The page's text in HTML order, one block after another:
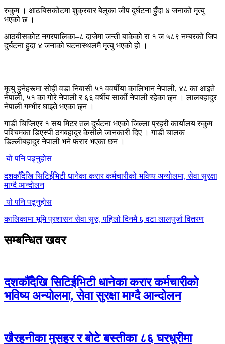
रुकुम । आठबिसकोटमा शुक्रबार बेलुका जीप दुर्घटना हुँदा ४ जनाको मृत्यु
भएको छ ।
आठबीसकोट नगरपालिका–८ दाजेमा जन्ती बाकेको रा १ ज ५८९ नम्बरको जिप
दुर्घटना हुदा ४ जनाको घटनास्थलमै मृत्यु भएको हो ।
मृत्यु हुनेहरूमा सोही वडा निबासी ५१ ववर्षीया कालिभान नेपाली, ४८ का आइते
नेपाली, ५१ का गोरे नेपाली र ६६ वर्षीय सार्की नेपाली रहेका छ्न । लालबहादुर
नेपाली गम्भीर घाइते भएका छ्न ।
गाडी चिप्लिएर १ सय मिटर तल दुर्घटना भएको जिल्ला प्रहरी कार्यालय रुकुम
पश्चिमका डिएस्पी ठगबहादुर केसीले जानकारी दिए । गाडी चालक
डिल्लीबहादुर नेपाली भने फरार भएका छन ।
यो पनि पढ्नुहोस
दशकौँदेखि सिटिईभिटी धानेका करार कर्मचारीको भविष्य अन्योलमा, सेवा सुरक्षा
माग्दै आन्दोलन
यो पनि पढ्नुहोस
कालिकामा भूमि प्रशासन सेवा सुरु, पहिलो दिनमै ६ वटा लालपुर्जा वितरण
सम्बन्धित खवर
दशकौँदेखि सिटिईभिटी धानेका करार कर्मचारीको
भविष्य अन्योलमा, सेवा सुरक्षा माग्दै आन्दोलन
खैरहनीका मुसहर र बोटे बस्तीका ८६ घरधुरीमा